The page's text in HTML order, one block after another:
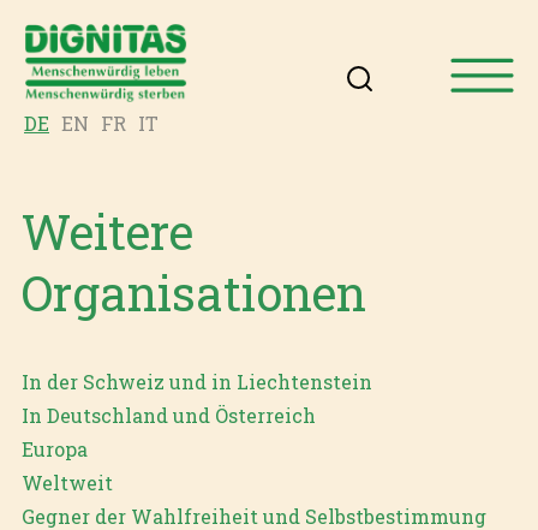
DE EN FR IT
Weitere
Organisationen
In der Schweiz und in Liechtenstein
In Deutschland und Österreich
Europa
Weltweit
Gegner der Wahlfreiheit und Selbstbestimmung